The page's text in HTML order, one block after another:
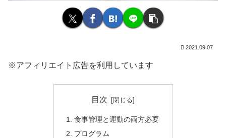
2021.09.07
※アフィリエイト広告を利用しています
目次
食事管理と運動の両方必要
プログラム